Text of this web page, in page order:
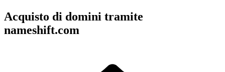
Acquisto di domini tramite
nameshift.com